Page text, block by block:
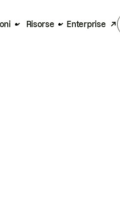
Risorse Enterprise